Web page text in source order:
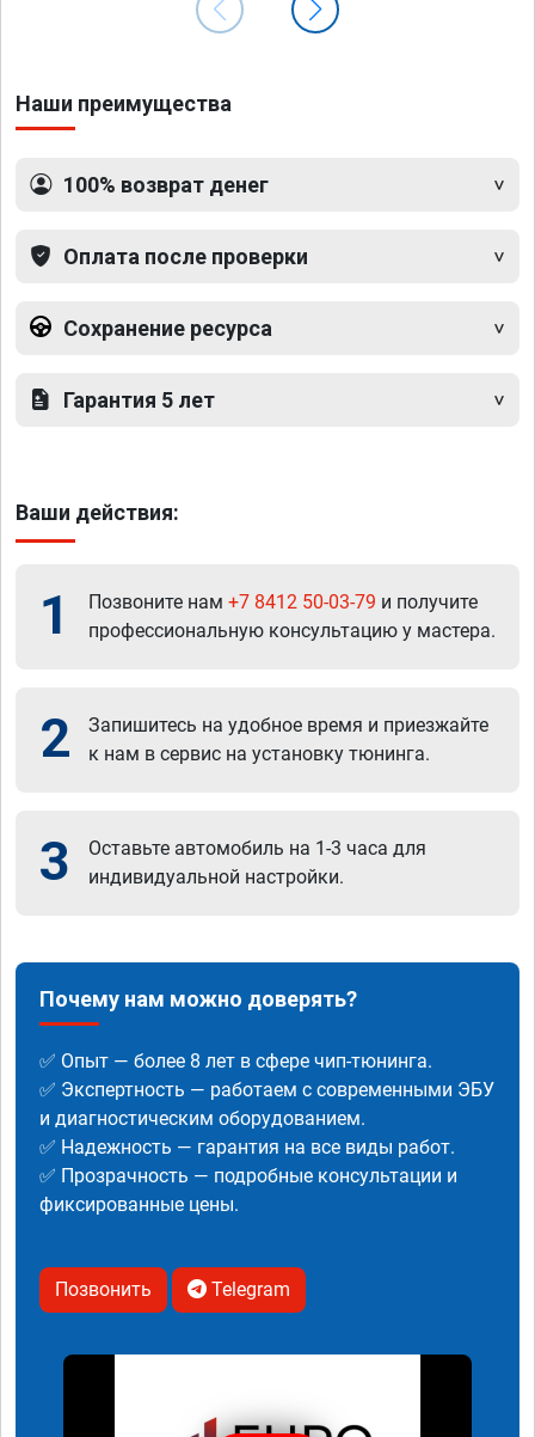
Наши преимущества
100% возврат денег
Оплата после проверки
Сохранение ресурса
Гарантия 5 лет
Ваши действия:
1 Позвоните нам +7 8412 50-03-79 и получите
профессиональную консультацию у мастера.
2
Запишитесь на удобное время и приезжайте
к нам в сервис на установку тюнинга.
3
Оставьте автомобиль на 1-3 часа для
индивидуальной настройки.
Почему нам можно доверять?
✅ Опыт — более 8 лет в сфере чип-тюнинга.
✅ Экспертность — работаем с современными ЭБУ
и диагностическим оборудованием.
✅ Надежность — гарантия на все виды работ.
✅ Прозрачность — подробные консультации и
фиксированные цены.
Позвонить Telegram